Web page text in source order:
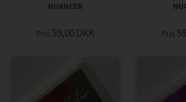
NUANCER
Pris 59,00 DKK Pris